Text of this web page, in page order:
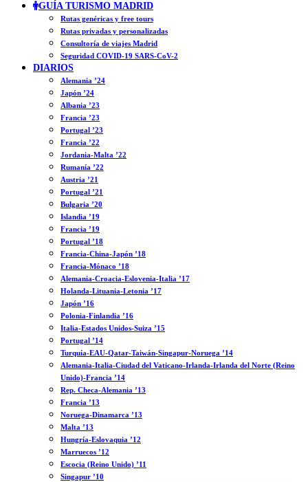
GUÍA TURISMO MADRID
Rutas genéricas y free tours
Rutas privadas y personalizadas
Consultoría de viajes Madrid
Seguridad COVID-19 SARS-CoV-2
DIARIOS
Alemania ’24
Japón ’24
Albania ’23
Francia ’23
Portugal ’23
Francia ’22
Jordania-Malta ’22
Rumanía ’22
Austria ’21
Portugal ’21
Bulgaria ’20
Islandia ’19
Francia ’19
Portugal ’18
Francia-China-Japón ’18
Francia-Mónaco ’18
Alemania-Croacia-Eslovenia-Italia ’17
Holanda-Lituania-Letonia ’17
Japón ’16
Polonia-Finlandia ’16
Italia-Estados Unidos-Suiza ’15
Portugal ’14
Turquía-EAU-Qatar-Taiwán-Singapur-Noruega ’14
Alemania-Italia-Ciudad del Vaticano-Irlanda-Irlanda del Norte (Reino
Unido)-Francia ’14
Rep. Checa-Alemania ’13
Francia ’13
Noruega-Dinamarca ’13
Malta ’13
Hungría-Eslovaquia ’12
Marruecos ’12
Escocia (Reino Unido) ’11
Singapur ’10